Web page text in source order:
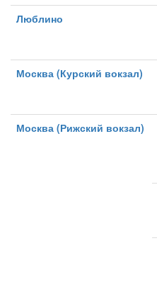
Люблино
Москва (Курский вокзал)
Москва (Рижский вокзал)